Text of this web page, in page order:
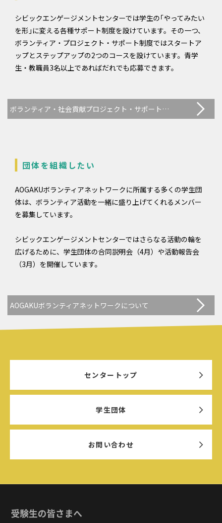
シビックエンゲージメントセンターでは学生の｢やってみたい
を形｣に変える各種サポート制度を設けています。その一つ、
ボランティア・プロジェクト・サポート制度ではスタートア
ップとステップアップの2つのコースを設けています。青学
生・教職員3名以上であればだれでも応募できます。
ボランティア・社会貢献プロジェクト・サポート制度について
団体を組織したい
AOGAKUボランティアネットワークに所属する多くの学生団
体は、ボランティア活動を一緒に盛り上げてくれるメンバー
を募集しています。
シビックエンゲージメントセンターではさらなる活動の輪を
広げるために、学生団体の合同説明会（4月）や活動報告会
（3月）を開催しています。
AOGAKUボランティアネットワークについて
センタートップ
学生団体
お問い合わせ
受験生の皆さまへ